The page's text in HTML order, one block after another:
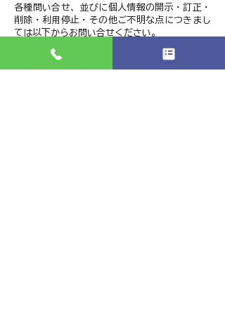
各種問い合せ、並びに個人情報の開示・訂正・
削除・利用停止・その他ご不明な点につきまし
ては以下からお問い合せください。
ワタナベ消毒
北海道亀田郡七飯町字鳴川町330